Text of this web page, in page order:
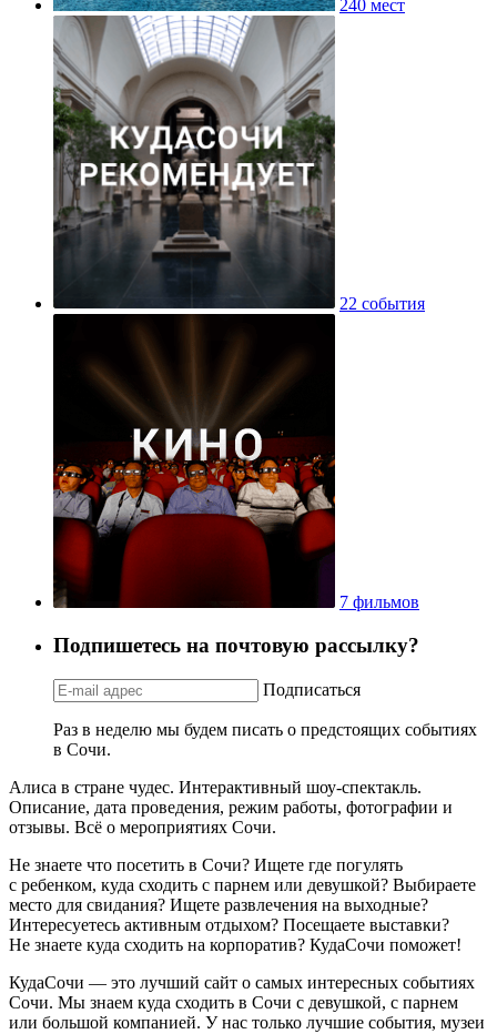
240 мест
22 события
7 фильмов
Подпишетесь на почтовую рассылку?
Подписаться
Раз в неделю мы будем писать о предстоящих событиях
в Сочи.
Алиса в стране чудес. Интерактивный шоу-спектакль.
Описание, дата проведения, режим работы, фотографии и
отзывы. Всё о мероприятиях Сочи.
Не знаете что посетить в Сочи? Ищете где погулять
с ребенком, куда сходить с парнем или девушкой? Выбираете
место для свидания? Ищете развлечения на выходные?
Интересуетесь активным отдыхом? Посещаете выставки?
Не знаете куда сходить на корпоратив? КудаСочи поможет!
КудаСочи — это лучший сайт о самых интересных событиях
Сочи. Мы знаем куда сходить в Сочи с девушкой, с парнем
или большой компанией. У нас только лучшие события, музеи